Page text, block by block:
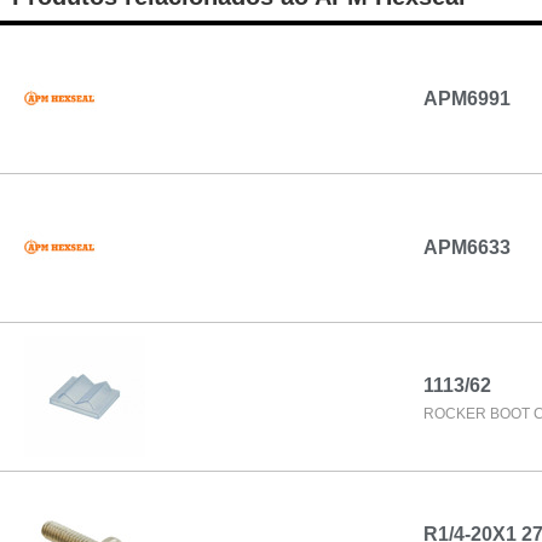
APM6991
APM6633
1113/62
ROCKER BOOT
R1/4-20X1